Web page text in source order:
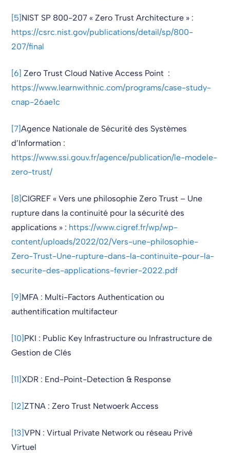
[5] NIST SP 800-207 « Zero Trust Architecture » :
https://csrc.nist.gov/publications/detail/sp/800-
207/final
[6] Zero Trust Cloud Native Access Point :
https://www.learnwithnic.com/programs/case-study-
cnap-26ae1c
[7]Agence Nationale de Sécurité des Systèmes
d’Information :
https://www.ssi.gouv.fr/agence/publication/le-modele-
zero-trust/
[8]CIGREF « Vers une philosophie Zero Trust – Une
rupture dans la continuité pour la sécurité des
applications » : https://www.cigref.fr/wp/wp-
content/uploads/2022/02/Vers-une-philosophie-
Zero-Trust-Une-rupture-dans-la-continuite-pour-la-
securite-des-applications-fevrier-2022.pdf
[9] MFA : Multi-Factors Authentication ou
authentification multifacteur
[10] PKI : Public Key Infrastructure ou Infrastructure de
Gestion de Clés
[11] XDR : End-Point-Detection & Response
[12] ZTNA : Zero Trust Netwoerk Access
[13]VPN : Virtual Private Network ou réseau Privé
Virtuel